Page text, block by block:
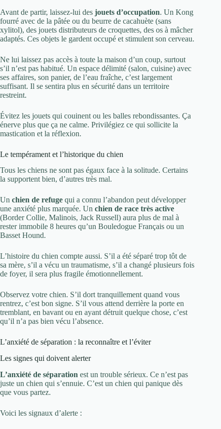
Avant de partir, laissez-lui des jouets d’occupation. Un Kong
fourré avec de la pâtée ou du beurre de cacahuète (sans
xylitol), des jouets distributeurs de croquettes, des os à mâcher
adaptés. Ces objets le gardent occupé et stimulent son cerveau.
Ne lui laissez pas accès à toute la maison d’un coup, surtout
s’il n’est pas habitué. Un espace délimité (salon, cuisine) avec
ses affaires, son panier, de l’eau fraîche, c’est largement
suffisant. Il se sentira plus en sécurité dans un territoire
restreint.
Évitez les jouets qui couinent ou les balles rebondissantes. Ça
énerve plus que ça ne calme. Privilégiez ce qui sollicite la
mastication et la réflexion.
Le tempérament et l’historique du chien
Tous les chiens ne sont pas égaux face à la solitude. Certains
la supportent bien, d’autres très mal.
Un chien de refuge qui a connu l’abandon peut développer
une anxiété plus marquée. Un chien de race très active
(Border Collie, Malinois, Jack Russell) aura plus de mal à
rester immobile 8 heures qu’un Bouledogue Français ou un
Basset Hound.
L’histoire du chien compte aussi. S’il a été séparé trop tôt de
sa mère, s’il a vécu un traumatisme, s’il a changé plusieurs fois
de foyer, il sera plus fragile émotionnellement.
Observez votre chien. S’il dort tranquillement quand vous
rentrez, c’est bon signe. S’il vous attend derrière la porte en
tremblant, en bavant ou en ayant détruit quelque chose, c’est
qu’il n’a pas bien vécu l’absence.
L’anxiété de séparation : la reconnaître et l’éviter
Les signes qui doivent alerter
L’anxiété de séparation est un trouble sérieux. Ce n’est pas
juste un chien qui s’ennuie. C’est un chien qui panique dès
que vous partez.
Voici les signaux d’alerte :